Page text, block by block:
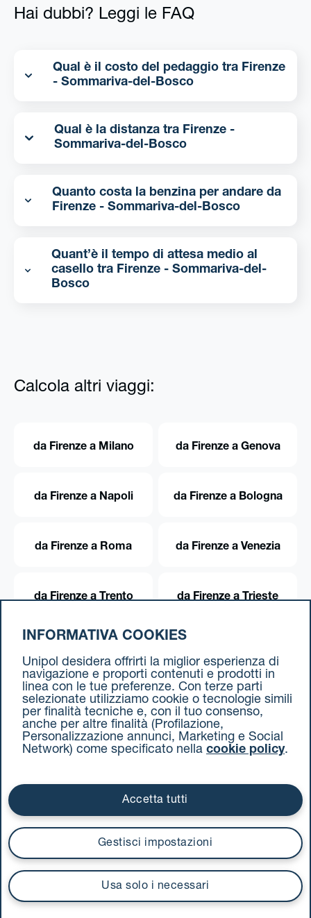
Hai dubbi? Leggi le FAQ
Qual è il costo del pedaggio tra Firenze
- Sommariva-del-Bosco
Qual è la distanza tra Firenze -
Sommariva-del-Bosco
Quanto costa la benzina per andare da
Firenze - Sommariva-del-Bosco
Quant’è il tempo di attesa medio al
casello tra Firenze - Sommariva-del-
Bosco
Calcola altri viaggi:
da Firenze a Milano da Firenze a Genova
da Firenze a Napoli da Firenze a Bologna
da Firenze a Roma da Firenze a Venezia
da Firenze a Trento da Firenze a Trieste
Documenti contrattuali
Via Stalingrado 37 - 40128 Bologna
Tel 051 5077111 - Fax 051 375349
unipolmove@pec.unipol.it
C.F. 03506831209 e P. IVA 03740811207 R.E.A. 524585
UnipolTech S.p.A.
I prezzi si intendono compresi di IVA
INFORMATIVA COOKIES
Unipol desidera offrirti la miglior esperienza di
navigazione e proporti contenuti e prodotti in
linea con le tue preferenze. Con terze parti
selezionate utilizziamo cookie o tecnologie simili
per finalità tecniche e, con il tuo consenso,
anche per altre finalità (Profilazione,
Personalizzazione annunci, Marketing e Social
Network) come specificato nella cookie policy.
Usa solo i necessari
Gestisci impostazioni
Accetta tutti